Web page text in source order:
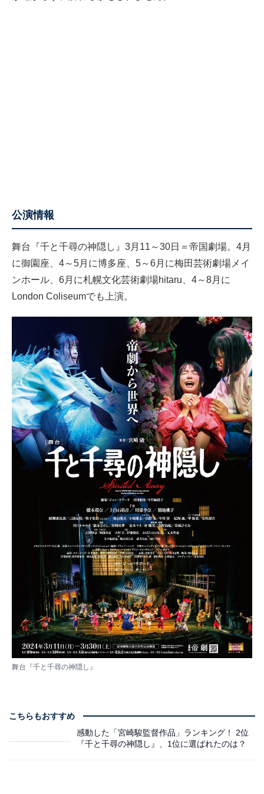
公演情報
舞台『千と千尋の神隠し 』3月11～30日＝帝国劇場。4月
に御園座、4～5月に博多座、5～6月に梅田芸術劇場メイ
ンホール、6月に札幌文化芸術劇場hitaru、4～8月に
London Coliseumでも上演。
舞台『千と千尋の神隠し』
こちらもおすすめ
感動した「宮崎駿監督作品」ランキング！ 2位
『千と千尋の神隠し』、1位に選ばれたのは？